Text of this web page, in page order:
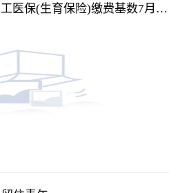
医保(生育保险)缴费基数7月起